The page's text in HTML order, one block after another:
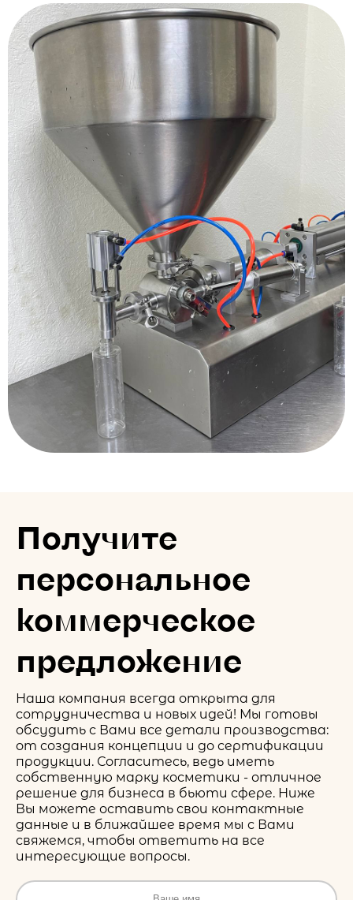
Получите
персональное
коммерческое
предложение
Наша компания всегда открыта для
сотрудничества и новых идей! Мы готовы
обсудить с Вами все детали производства:
от создания концепции и до сертификации
продукции. Согласитесь, ведь иметь
собственную марку косметики - отличное
решение для бизнеса в бьюти сфере. Ниже
Вы можете оставить свои контактные
данные и в ближайшее время мы с Вами
свяжемся, чтобы ответить на все
интересующие вопросы.